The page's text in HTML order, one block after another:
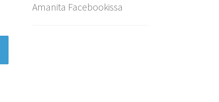
Amanita Facebookissa